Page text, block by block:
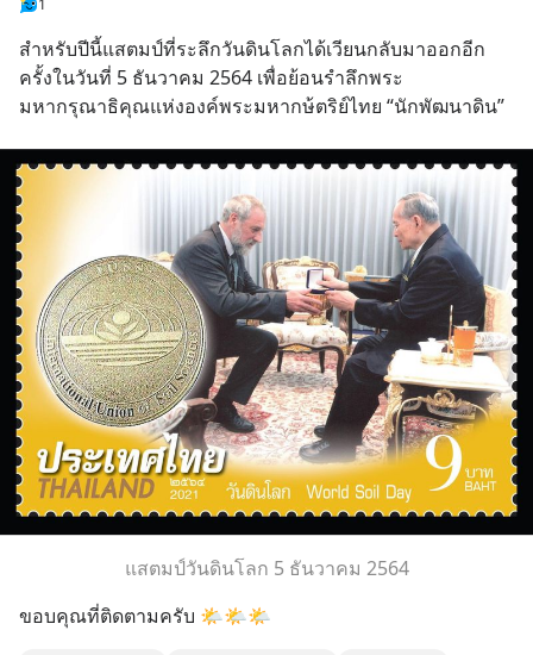
1
สำหรับปีนี้แสตมป์ที่ระลึกวันดินโลกได้เวียนกลับมาออกอีก
ครั้งในวันที่ 5 ธันวาคม 2564 เพื่อย้อนรำลึกพระ
มหากรุณาธิคุณแห่งองค์พระมหากษ้ตริย์ไทย “นักพัฒนาดิน”
แสตมป์วันดินโลก 5 ธันวาคม 2564
ขอบคุณที่ติดตามครับ 🌤🌤🌤